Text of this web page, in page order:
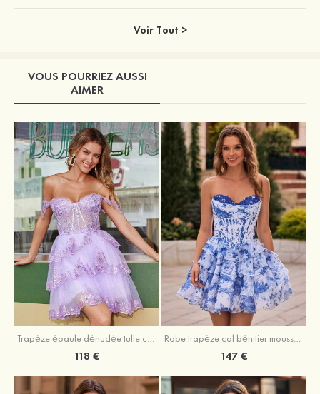
Voir Tout >
VOUS POURRIEZ AUSSI
AIMER
Trapèze épaule dénudée tulle courte/mini robe de fête de la rentrée avec paillettes
118 €
Robe trapèze col bénitier mousseline courte/mini robe de fête de la rentrée avec appliqué
147 €